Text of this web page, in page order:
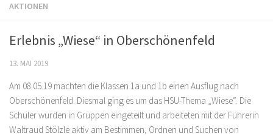
AKTIONEN
Erlebnis „Wiese“ in Oberschönenfeld
13. MAI 2019
Am 08.05.19 machten die Klassen 1a und 1b einen Ausflug nach
Oberschönenfeld. Diesmal ging es um das HSU-Thema „Wiese“. Die
Schüler wurden in Gruppen eingeteilt und arbeiteten mit der Führerin
Waltraud Stölzle aktiv am Bestimmen, Ordnen und Suchen von